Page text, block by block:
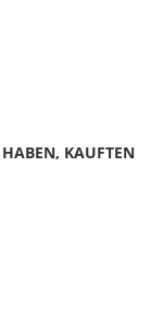
KAUFTEN